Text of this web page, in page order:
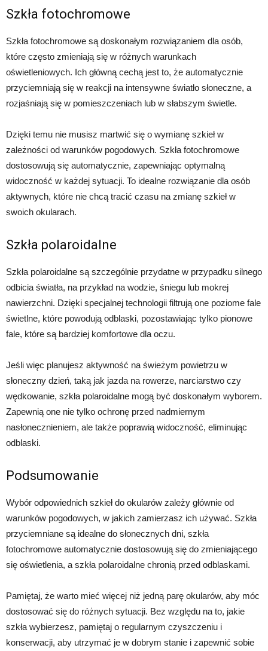
Szkła fotochromowe
Szkła fotochromowe są doskonałym rozwiązaniem dla osób,
które często zmieniają się w różnych warunkach
oświetleniowych. Ich główną cechą jest to, że automatycznie
przyciemniają się w reakcji na intensywne światło słoneczne, a
rozjaśniają się w pomieszczeniach lub w słabszym świetle.
Dzięki temu nie musisz martwić się o wymianę szkieł w
zależności od warunków pogodowych. Szkła fotochromowe
dostosowują się automatycznie, zapewniając optymalną
widoczność w każdej sytuacji. To idealne rozwiązanie dla osób
aktywnych, które nie chcą tracić czasu na zmianę szkieł w
swoich okularach.
Szkła polaroidalne
Szkła polaroidalne są szczególnie przydatne w przypadku silnego
odbicia światła, na przykład na wodzie, śniegu lub mokrej
nawierzchni. Dzięki specjalnej technologii filtrują one poziome fale
świetlne, które powodują odblaski, pozostawiając tylko pionowe
fale, które są bardziej komfortowe dla oczu.
Jeśli więc planujesz aktywność na świeżym powietrzu w
słoneczny dzień, taką jak jazda na rowerze, narciarstwo czy
wędkowanie, szkła polaroidalne mogą być doskonałym wyborem.
Zapewnią one nie tylko ochronę przed nadmiernym
nasłonecznieniem, ale także poprawią widoczność, eliminując
odblaski.
Podsumowanie
Wybór odpowiednich szkieł do okularów zależy głównie od
warunków pogodowych, w jakich zamierzasz ich używać. Szkła
przyciemniane są idealne do słonecznych dni, szkła
fotochromowe automatycznie dostosowują się do zmieniającego
się oświetlenia, a szkła polaroidalne chronią przed odblaskami.
Pamiętaj, że warto mieć więcej niż jedną parę okularów, aby móc
dostosować się do różnych sytuacji. Bez względu na to, jakie
szkła wybierzesz, pamiętaj o regularnym czyszczeniu i
konserwacji, aby utrzymać je w dobrym stanie i zapewnić sobie